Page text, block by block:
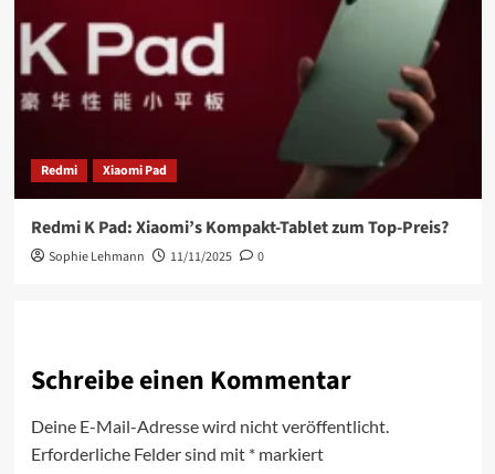
Redmi Xiaomi Pad
Redmi K Pad: Xiaomi’s Kompakt-Tablet zum Top-Preis?
Sophie Lehmann 11/11/2025 0
Schreibe einen Kommentar
Deine E-Mail-Adresse wird nicht veröffentlicht.
Erforderliche Felder sind mit *markiert